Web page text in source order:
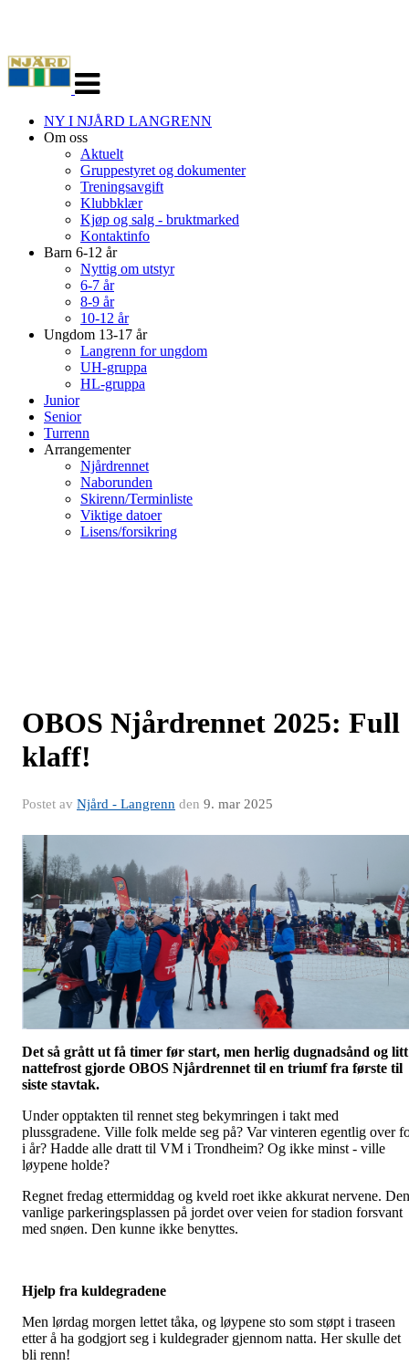
navigasjon
NY I NJÅRD LANGRENN
Om oss
Aktuelt
Gruppestyret og dokumenter
Treningsavgift
Klubbklær
Kjøp og salg - bruktmarked
Kontaktinfo
Barn 6-12 år
Nyttig om utstyr
6-7 år
8-9 år
10-12 år
Ungdom 13-17 år
Langrenn for ungdom
UH-gruppa
HL-gruppa
Junior
Senior
Turrenn
Arrangementer
Njårdrennet
Naborunden
Skirenn/Terminliste
Viktige datoer
Lisens/forsikring
OBOS Njårdrennet 2025: Full
klaff!
Postet av Njård - Langrenn den 9. mar 2025
Det så grått ut få timer før start, men herlig dugnadsånd og litt
nattefrost gjorde OBOS Njårdrennet til en triumf fra første til
siste stavtak.
Under opptakten til rennet steg bekymringen i takt med
plussgradene. Ville folk melde seg på? Var vinteren egentlig over
i år? Hadde alle dratt til VM i Trondheim? Og ikke minst - ville
løypene holde?
Regnet fredag ettermiddag og kveld roet ikke akkurat nervene. Den
vanlige parkeringsplassen på jordet over veien for stadion forsvant
med snøen. Den kunne ikke benyttes.
Hjelp fra kuldegradene
Men lørdag morgen lettet tåka, og løypene sto som støpt i traseen
etter å ha godgjort seg i kuldegrader gjennom natta. Her skulle det
bli renn!